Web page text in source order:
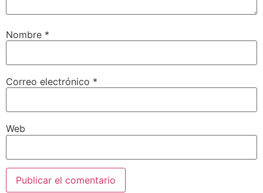
Nombre *
Correo electrónico *
Web